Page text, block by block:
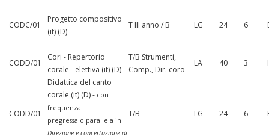
CODC/01
Progetto compositivo
(it) (D)
T III anno / B LG 24 6
CODD/01
Cori - Repertorio
corale - elettiva (it) (D)
T/B Strumenti,
Comp., Dir. coro
LA 40 3
CODD/01
Didattica del canto
corale (it) (D) - con
frequenza
pregressa o parallela in
Direzione e concertazione di
T/B LG 24 6